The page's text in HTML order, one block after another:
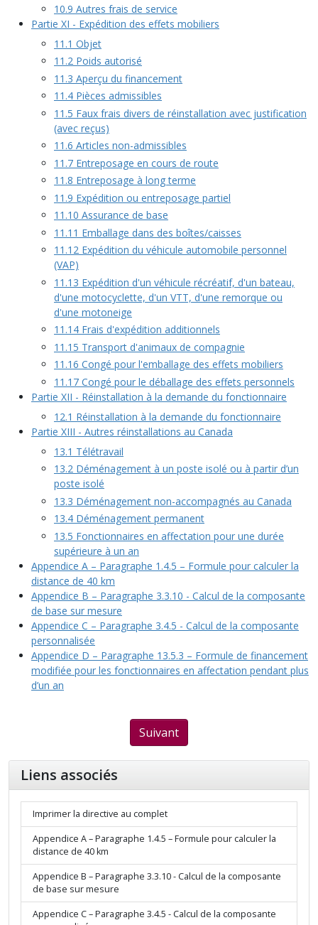
10.9 Autres frais de service
Partie XI - Expédition des effets mobiliers
11.1 Objet
11.2 Poids autorisé
11.3 Aperçu du financement
11.4 Pièces admissibles
11.5 Faux frais divers de réinstallation avec justification
(avec reçus)
11.6 Articles non-admissibles
11.7 Entreposage en cours de route
11.8 Entreposage à long terme
11.9 Expédition ou entreposage partiel
11.10 Assurance de base
11.11 Emballage dans des boîtes/caisses
11.12 Expédition du véhicule automobile personnel
(VAP)
11.13 Expédition d'un véhicule récréatif, d'un bateau,
d'une motocyclette, d'un VTT, d'une remorque ou
d'une motoneige
11.14 Frais d'expédition additionnels
11.15 Transport d'animaux de compagnie
11.16 Congé pour l'emballage des effets mobiliers
11.17 Congé pour le déballage des effets personnels
Partie XII - Réinstallation à la demande du fonctionnaire
12.1 Réinstallation à la demande du fonctionnaire
Partie XIII - Autres réinstallations au Canada
13.1 Télétravail
13.2 Déménagement à un poste isolé ou à partir d’un
poste isolé
13.3 Déménagement non-accompagnés au Canada
13.4 Déménagement permanent
13.5 Fonctionnaires en affectation pour une durée
supérieure à un an
Appendice A – Paragraphe 1.4.5 – Formule pour calculer la
distance de 40 km
Appendice B – Paragraphe 3.3.10 - Calcul de la composante
de base sur mesure
Appendice C – Paragraphe 3.4.5 - Calcul de la composante
personnalisée
Appendice D – Paragraphe 13.5.3 – Formule de financement
modifiée pour les fonctionnaires en affectation pendant plus
d’un an
Suivant
Liens associés
Imprimer la directive au complet
Appendice A – Paragraphe 1.4.5 – Formule pour calculer la
distance de 40 km
Appendice B – Paragraphe 3.3.10 - Calcul de la composante
de base sur mesure
Appendice C – Paragraphe 3.4.5 - Calcul de la composante